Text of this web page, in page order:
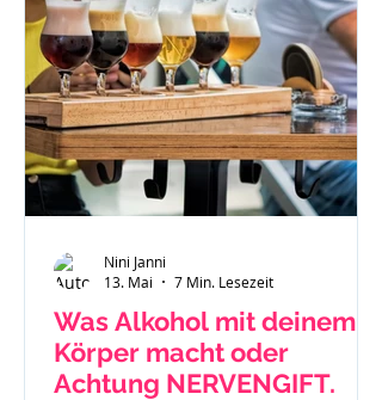
Was Alkohol mit deinem
Körper macht oder
Achtung NERVENGIFT.
Nini Janni
13. Mai
7 Min. Lesezeit